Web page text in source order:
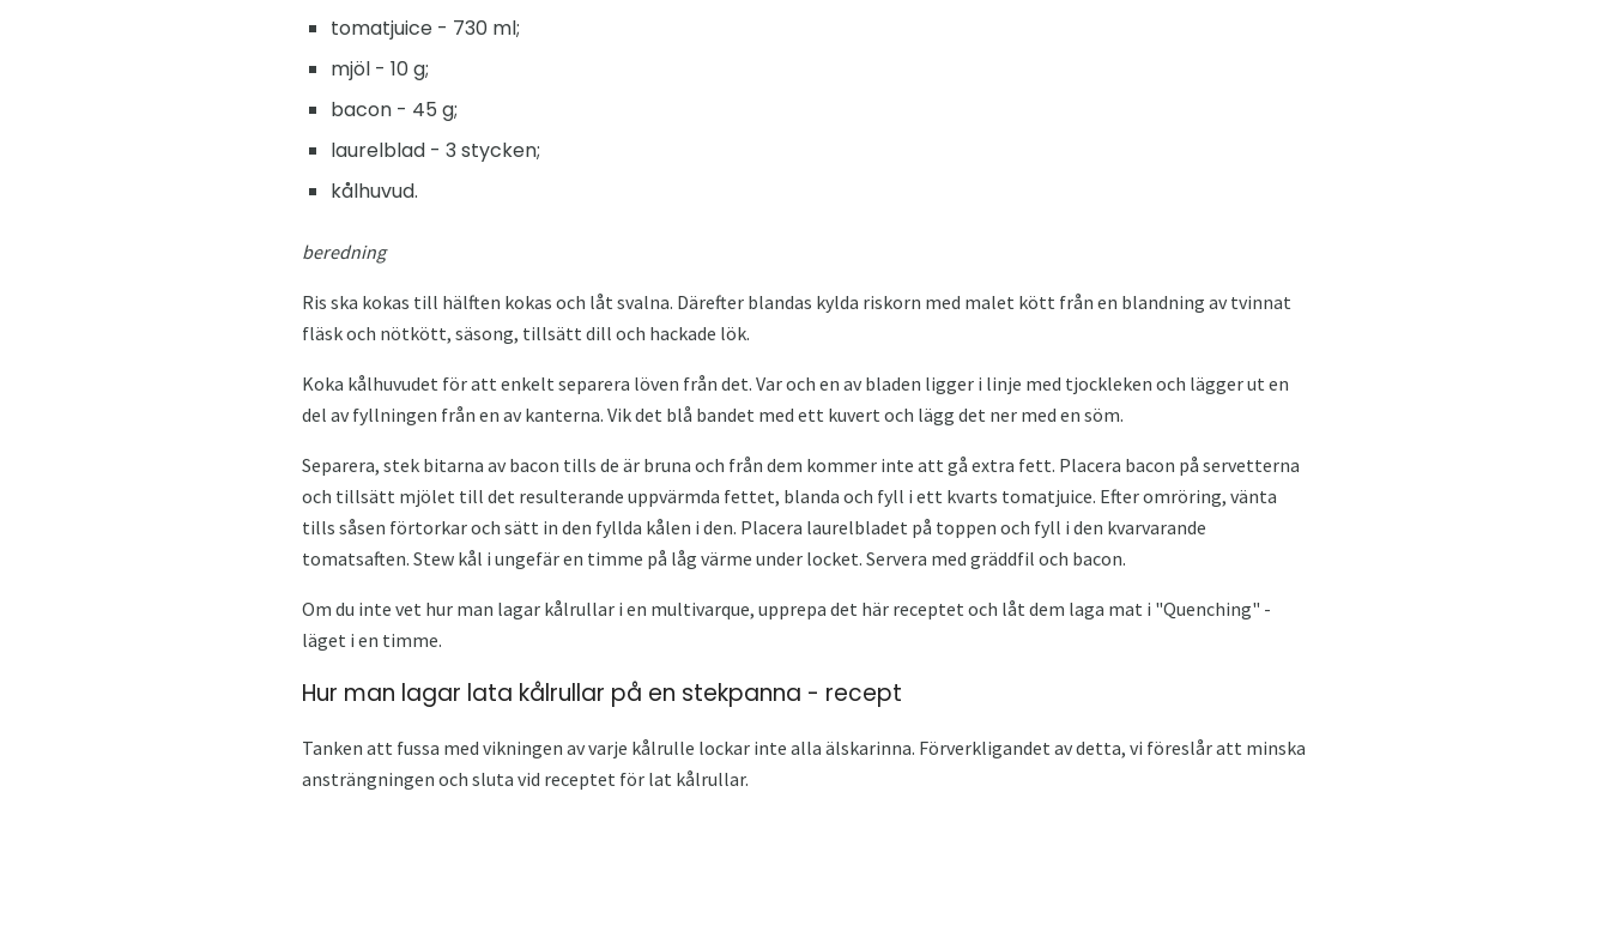
tomatjuice - 730 ml;
mjöl - 10 g;
bacon - 45 g;
laurelblad - 3 stycken;
kålhuvud.
beredning
Ris ska kokas till hälften kokas och låt svalna. Därefter blandas kylda riskorn med malet kött från en blandning av tvinnat
fläsk och nötkött, säsong, tillsätt dill och hackade lök.
Koka kålhuvudet för att enkelt separera löven från det. Var och en av bladen ligger i linje med tjockleken och lägger ut en
del av fyllningen från en av kanterna. Vik det blå bandet med ett kuvert och lägg det ner med en söm.
Separera, stek bitarna av bacon tills de är bruna och från dem kommer inte att gå extra fett. Placera bacon på servetterna
och tillsätt mjölet till det resulterande uppvärmda fettet, blanda och fyll i ett kvarts tomatjuice. Efter omröring, vänta
tills såsen förtorkar och sätt in den fyllda kålen i den. Placera laurelbladet på toppen och fyll i den kvarvarande
tomatsaften. Stew kål i ungefär en timme på låg värme under locket. Servera med gräddfil och bacon.
Om du inte vet hur man lagar kålrullar i en multivarque, upprepa det här receptet och låt dem laga mat i "Quenching" -
läget i en timme.
Hur man lagar lata kålrullar på en stekpanna - recept
Tanken att fussa med vikningen av varje kålrulle lockar inte alla älskarinna. Förverkligandet av detta, vi föreslår att minska
ansträngningen och sluta vid receptet för lat kålrullar.